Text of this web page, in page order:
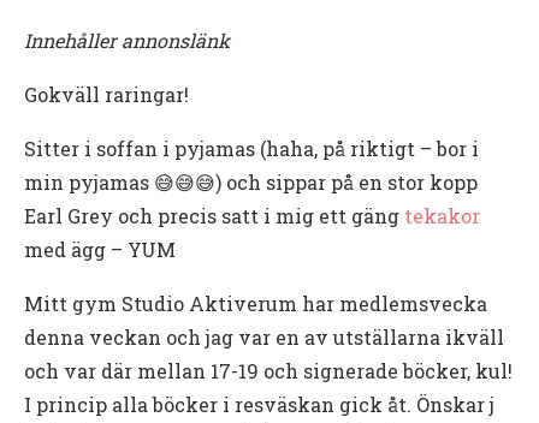
Innehåller annonslänk
Gokväll raringar!
Sitter i soffan i pyjamas (haha, på riktigt – bor i
min pyjamas 😅😅😅) och sippar på en stor kopp
Earl Grey och precis satt i mig ett gäng tekakor
med ägg – YUM
Mitt gym Studio Aktiverum har medlemsvecka
denna veckan och jag var en av utställarna ikväll
och var där mellan 17-19 och signerade böcker, kul!
I princip alla böcker i resväskan gick åt. Önskar j